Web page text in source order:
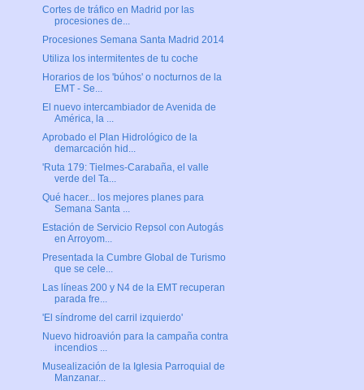
Cortes de tráfico en Madrid por las
procesiones de...
Procesiones Semana Santa Madrid 2014
Utiliza los intermitentes de tu coche
Horarios de los 'búhos' o nocturnos de la
EMT - Se...
El nuevo intercambiador de Avenida de
América, la ...
Aprobado el Plan Hidrológico de la
demarcación hid...
'Ruta 179: Tielmes-Carabaña, el valle
verde del Ta...
Qué hacer... los mejores planes para
Semana Santa ...
Estación de Servicio Repsol con Autogás
en Arroyom...
Presentada la Cumbre Global de Turismo
que se cele...
Las líneas 200 y N4 de la EMT recuperan
parada fre...
'El síndrome del carril izquierdo'
Nuevo hidroavión para la campaña contra
incendios ...
Musealización de la Iglesia Parroquial de
Manzanar...